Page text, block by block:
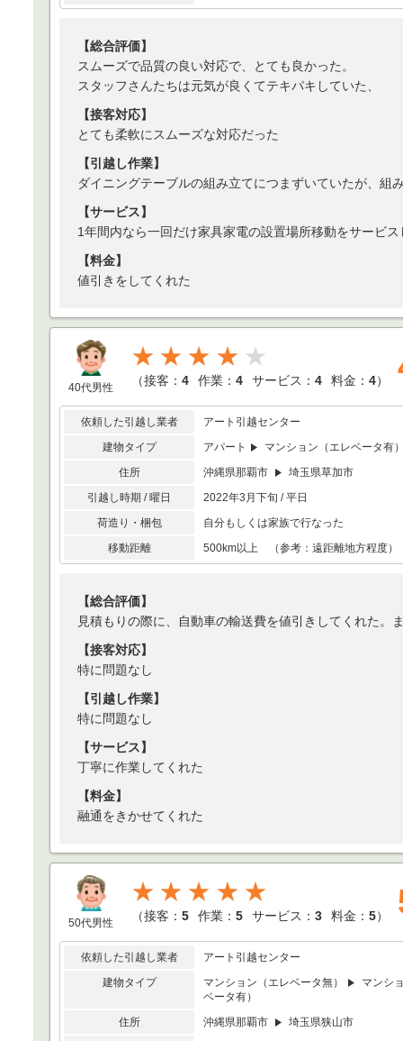
【総合評価】
スムーズで品質の良い対応で、とても良かった。
スタッフさんたちは元気が良くてテキパキしていた、
【接客対応】
とても柔軟にスムーズな対応だった
【引越し作業】
ダイニングテーブルの組み立てにつまずいていたが、
【サービス】
1年間内なら一回だけ家具家電の設置場所移動をサービ
【料金】
値引きをしてくれた
40代男性
★★★★
（接客： 4 作業： 4 サービス： 4 料金： 4）
依頼した引越し業者
アート引越センター
建物タイプ
アパート
マンション（エレベータ有
住所
沖縄県那覇市
埼玉県草加市
引越し時期 / 曜日
2022年3月下旬 / 平日
荷造り・梱包
自分もしくは家族で行なった
移動距離
500km以上 （参考：遠距離地方程度）
【総合評価】
見積もりの際に、自動車の輸送費を値引きしてくれた
【接客対応】
特に問題なし
【引越し作業】
特に問題なし
【サービス】
丁寧に作業してくれた
【料金】
融通をきかせてくれた
50代男性
★★★★★
（接客： 5 作業： 5 サービス： 3 料金： 5）
依頼した引越し業者
アート引越センター
建物タイプ
マンション（エレベータ無）
マンシ
ベータ有）
住所
沖縄県那覇市 埼玉県狭山市